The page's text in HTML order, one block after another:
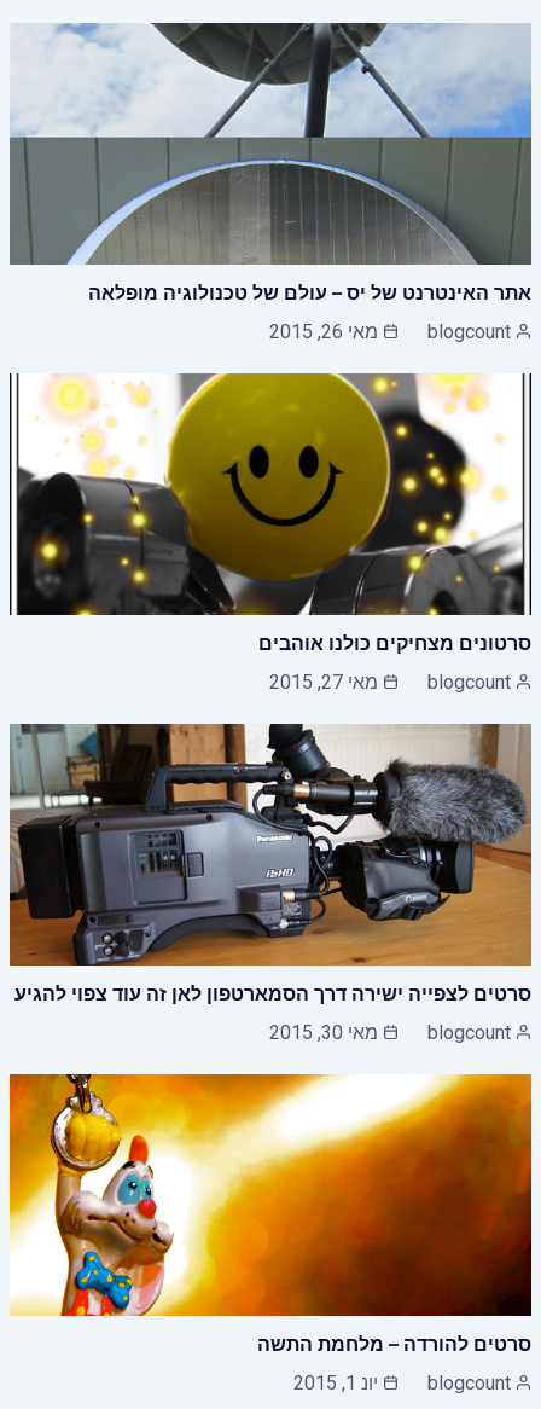
אתר האינטרנט של יס – עולם של טכנולוגיה מופלאה
blogcount מאי 26, 2015
סרטונים מצחיקים כולנו אוהבים
blogcount מאי 27, 2015
סרטים לצפייה ישירה דרך הסמארטפון לאן זה עוד צפוי להגיע
blogcount מאי 30, 2015
סרטים להורדה – מלחמת התשה
blogcount יונ 1, 2015